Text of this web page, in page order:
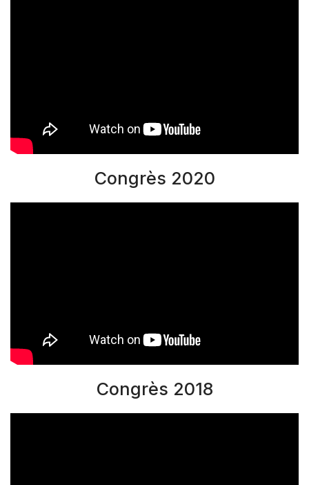
Congrès 2020
Congrès 2018